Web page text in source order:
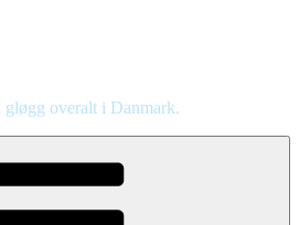
overalt i Danmark.